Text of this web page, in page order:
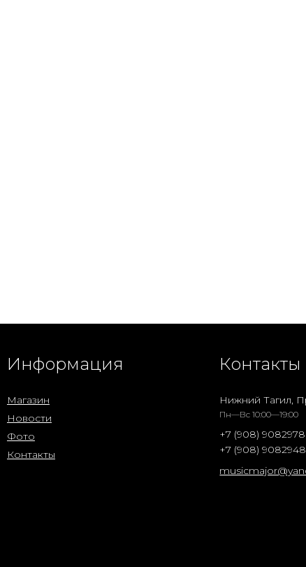
Информация
Магазин
Новости
Фото
Контакты
Контакты
Нижний Тагил,
Пн—Вс 10:00—19:00
+7 (908) 9082978
+7 (908) 9082948